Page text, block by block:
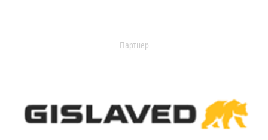
Партнер